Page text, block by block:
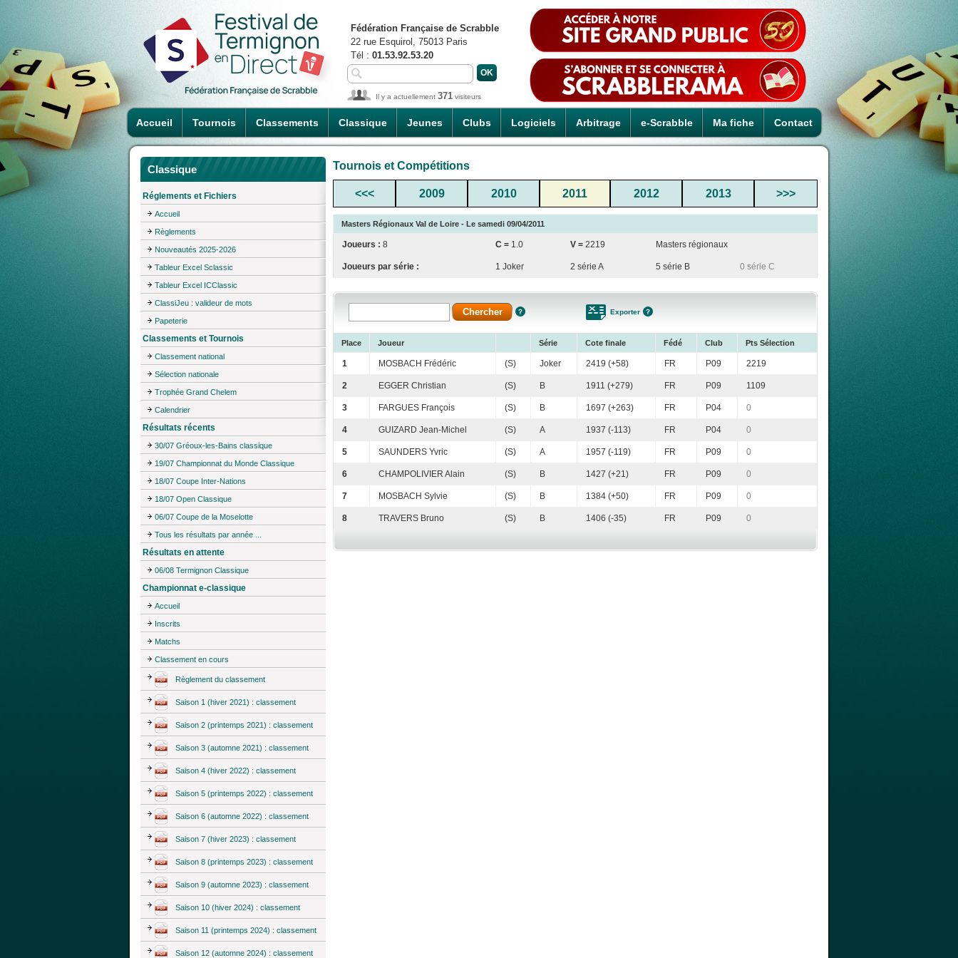
Accueil Tournois Classements Classique Jeunes Clubs Logiciels Arbitrage e-Scrabble Ma fiche Contact
Fédération Française de Scrabble
22 rue Esquirol, 75013 Paris
Tél : 01.53.92.53.20
Il y a actuellement 371 visiteurs
Classique
Réglements et Fichiers
Accueil
Règlements
Nouveautés 2025-2026
Tableur Excel Sclassic
Tableur Excel ICClassic
ClassiJeu : valideur de mots
Papeterie
Classements et Tournois
Classement national
Sélection nationale
Trophée Grand Chelem
Calendrier
Résultats récents
30/07 Gréoux-les-Bains classique
19/07 Championnat du Monde Classique
18/07 Coupe Inter-Nations
18/07 Open Classique
06/07 Coupe de la Moselotte
Tous les résultats par année ...
Résultats en attente
06/08 Termignon Classique
Championnat e-classique
Accueil
Inscrits
Matchs
Classement en cours
Règlement du classement
Saison 1 (hiver 2021) : classement
Saison 2 (printemps 2021) : classement
Saison 3 (automne 2021) : classement
Saison 4 (hiver 2022) : classement
Saison 5 (printemps 2022) : classement
Saison 6 (automne 2022) : classement
Saison 7 (hiver 2023) : classement
Saison 8 (printemps 2023) : classement
Saison 9 (automne 2023) : classement
Saison 10 (hiver 2024) : classement
Saison 11 (printemps 2024) : classement
Saison 12 (automne 2024) : classement
Tournois et Compétitions
<<< 2009 2010 2011 2012 2013 >>>
Masters Régionaux Val de Loire - Le samedi 09/04/2011
Joueurs : 8 C = 1.0 V = 2219 Masters régionaux
Joueurs par série : 1 Joker 2 série A 5 série B 0 série C
Exporter
Place Joueur Série Cote finale Fédé Club Pts Sélection
1 MOSBACH Frédéric (S) Joker 2419 (+58) FR P09 2219
2 EGGER Christian (S) B 1911 (+279) FR P09 1109
3 FARGUES François (S) B 1697 (+263) FR P04 0
4 GUIZARD Jean-Michel (S) A 1937 (-113) FR P04 0
5 SAUNDERS Yvric (S) A 1957 (-119) FR P09 0
6 CHAMPOLIVIER Alain (S) B 1427 (+21) FR P09 0
7 MOSBACH Sylvie (S) B 1384 (+50) FR P09 0
8 TRAVERS Bruno (S) B 1406 (-35) FR P09 0